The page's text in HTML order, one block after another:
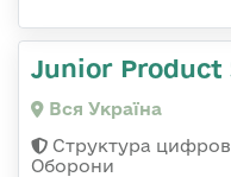
Junior Product
Вся Україна
Структура
Оборони